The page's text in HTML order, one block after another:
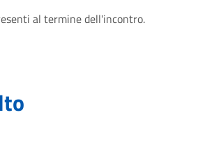
al termine dell'incontro.